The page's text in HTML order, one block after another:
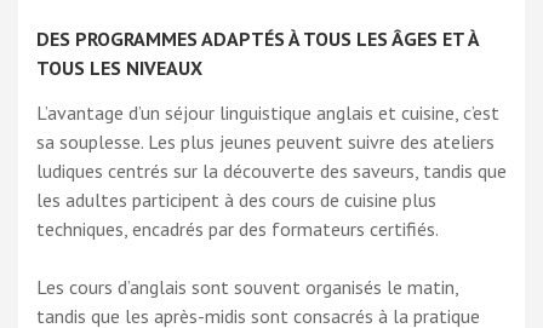
DES PROGRAMMES ADAPTÉS À TOUS LES ÂGES ET À
TOUS LES NIVEAUX
L’avantage d’un séjour linguistique anglais et cuisine, c’est
sa souplesse. Les plus jeunes peuvent suivre des ateliers
ludiques centrés sur la découverte des saveurs, tandis que
les adultes participent à des cours de cuisine plus
techniques, encadrés par des formateurs certifiés.
Les cours d’anglais sont souvent organisés le matin,
tandis que les après-midis sont consacrés à la pratique